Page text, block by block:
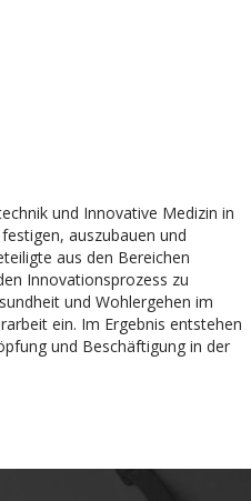
und Innovative Medizin in
auszubauen und
aus den Bereichen
Innovationsprozess zu
und Wohlergehen im
ein. Im Ergebnis entstehen
und Beschäftigung in der